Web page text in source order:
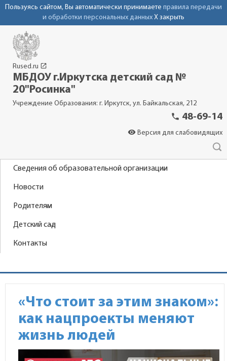
Пользуясь сайтом, Вы автоматически принимаете правила передачи
и обработки персональных данных X закрыть
Rused.ru launch
МБДОУ г.Иркутска детский сад №
20"Росинка"
Учреждение Образования: г. Иркутск, ул. Байкальская, 212
phone 48-69-14
visibility Версия для слабовидящих
Сведения об образовательной организации
Новости
Родителям
Детский сад
Контакты
«Что стоит за этим знаком»:
как нацпроекты меняют
жизнь людей